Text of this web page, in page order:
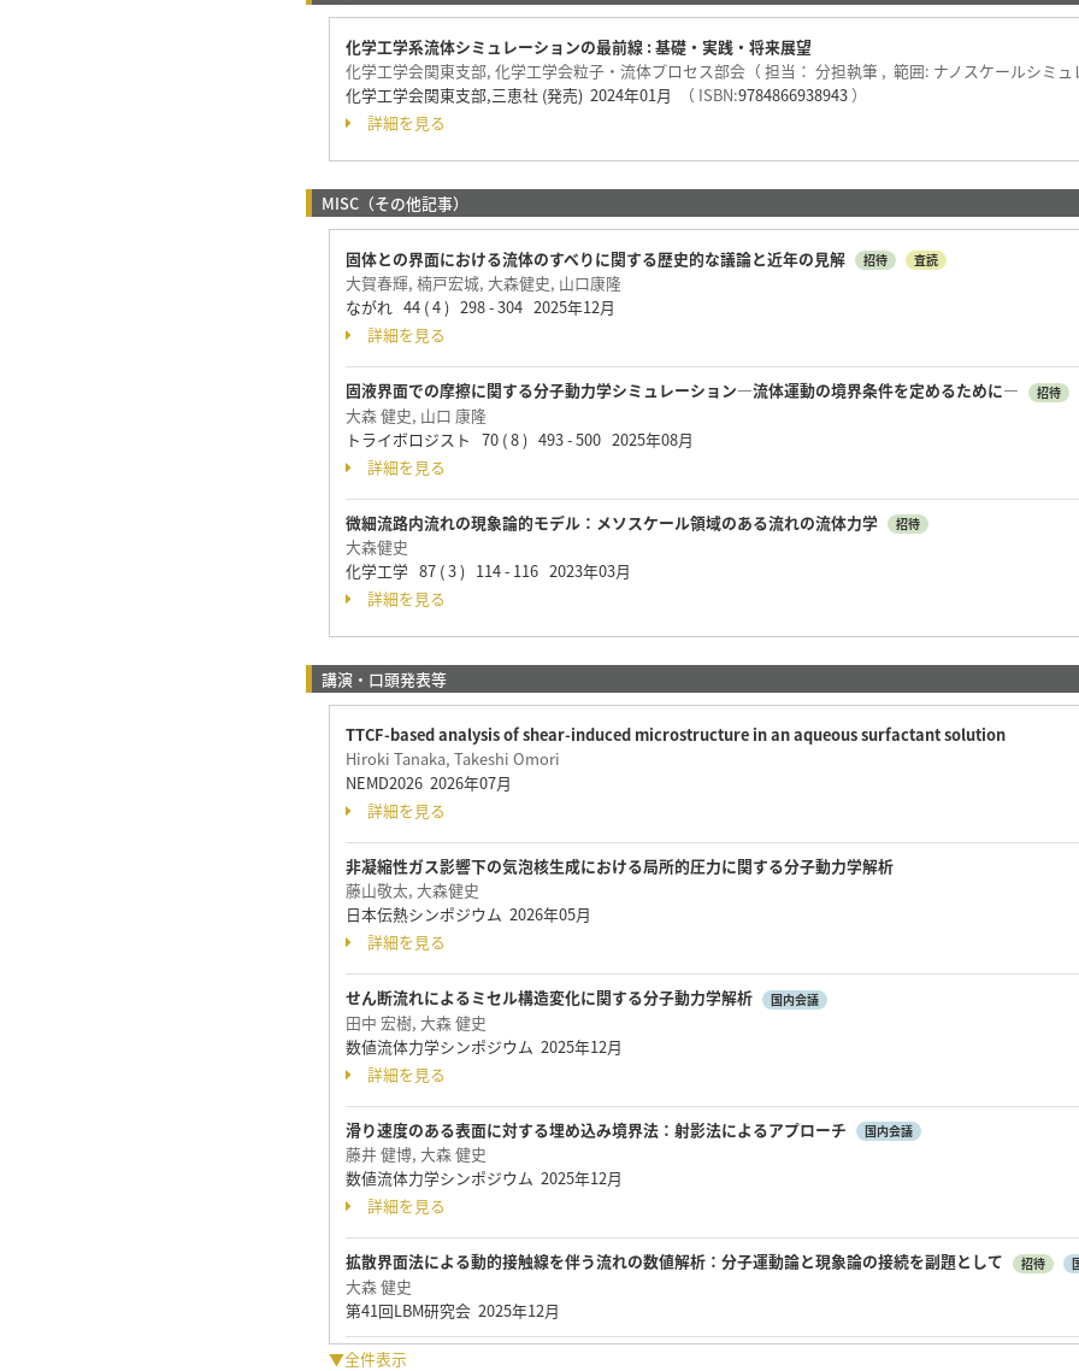
化学工学系流体シミュレーションの最前線 : 基礎・実践・将来展望
化学工学会関東支部, 化学工学会粒子・流体プロセス部会（ 担当： 分担執筆 , 範囲: ナノスケールシミュ
化学工学会関東支部,三恵社 (発売) 2024年01月
（ ISBN:9784866938943）
詳細を見る
MISC（その他記事）
固体との界面における流体のすべりに関する歴史的な議論と近年の見解 招待 査読
大賀春輝, 楠戸宏城, 大森健史, 山口康隆
ながれ 44 ( 4 ) 298 - 304 2025年12月
詳細を見る
固液界面での摩擦に関する分子動力学シミュレーション―流体運動の境界条件を定めるために― 招待
大森 健史, 山口 康隆
トライボロジスト 70 ( 8 ) 493 - 500 2025年08月
詳細を見る
微細流路内流れの現象論的モデル：メソスケール領域のある流れの流体力学 招待
大森健史
化学工学 87 ( 3 ) 114 - 116 2023年03月
詳細を見る
講演・口頭発表等
TTCF-based analysis of shear-induced microstructure in an aqueous surfactant solution
Hiroki Tanaka, Takeshi Omori
NEMD2026 2026年07月
詳細を見る
非凝縮性ガス影響下の気泡核生成における局所的圧力に関する分子動力学解析
藤山敬太, 大森健史
日本伝熱シンポジウム 2026年05月
詳細を見る
せん断流れによるミセル構造変化に関する分子動力学解析 国内会議
田中 宏樹, 大森 健史
数値流体力学シンポジウム 2025年12月
詳細を見る
滑り速度のある表面に対する埋め込み境界法：射影法によるアプローチ 国内会議
藤井 健博, 大森 健史
数値流体力学シンポジウム 2025年12月
詳細を見る
拡散界面法による動的接触線を伴う流れの数値解析：分子運動論と現象論の接続を副題として 招待
大森 健史
第41回LBM研究会 2025年12月
▼全件表示